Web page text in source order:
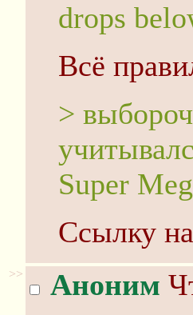
drops
Всё
>
Super
Ссылку
>> Аноним